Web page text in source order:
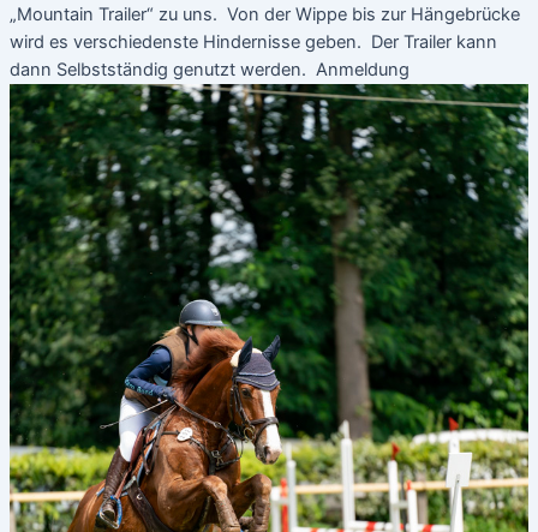
„Mountain Trailer“ zu uns. Von der Wippe bis zur Hängebrücke
wird es verschiedenste Hindernisse geben. Der Trailer kann
dann Selbstständig genutzt werden. Anmeldung